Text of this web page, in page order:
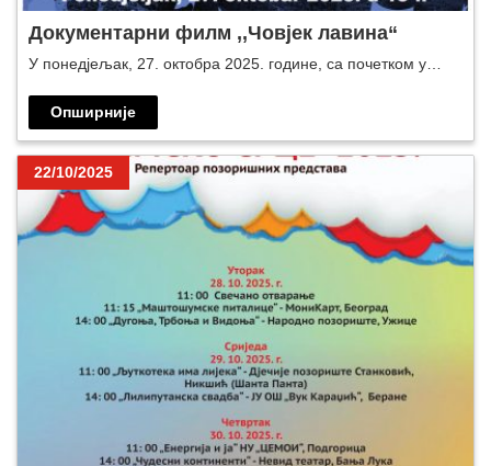
Документарни филм ,,Човјек лавина“
У понедјељак, 27. октобра 2025. године, са почетком у…
Опширније
22/10/2025